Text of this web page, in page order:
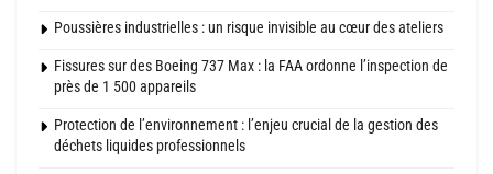
Poussières industrielles : un risque invisible au cœur des ateliers
Fissures sur des Boeing 737 Max : la FAA ordonne l’inspection de
près de 1 500 appareils
Protection de l’environnement : l’enjeu crucial de la gestion des
déchets liquides professionnels